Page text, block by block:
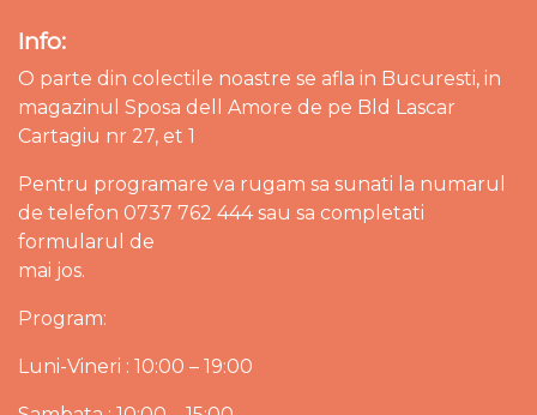
Info:
O parte din colectile noastre se afla in Bucuresti, in
magazinul Sposa dell Amore de pe Bld Lascar
Cartagiu nr 27, et 1
Pentru programare va rugam sa sunati la numarul
de telefon 0737 762 444 sau sa completati
formularul de
mai jos.
Program:
Luni-Vineri : 10:00 – 19:00